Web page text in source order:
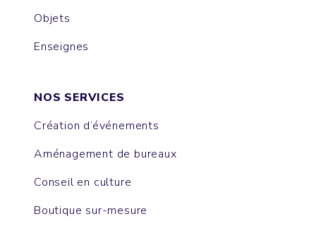
Objets
Enseignes
NOS SERVICES
Création d’événements
Aménagement de bureaux
Conseil en culture
Boutique sur-mesure